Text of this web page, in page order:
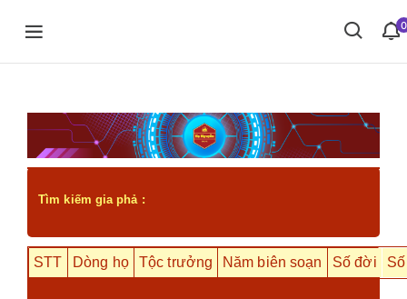
0
Tìm kiếm gia phả :
STT Dòng họ Tộc trưởng Năm biên soạn Số đời